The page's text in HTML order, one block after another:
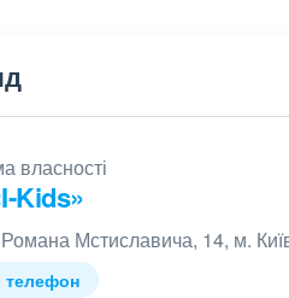
власності
Kids»
Мстиславича, 14, м.
телефон